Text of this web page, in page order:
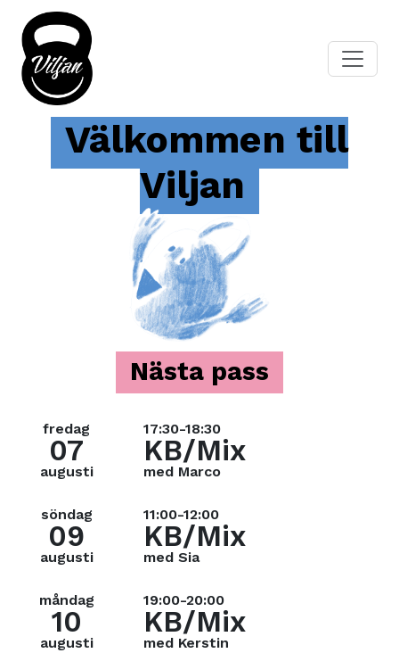
Välkommen till
Viljan
Nästa pass
fredag
07
augusti
17:30-18:30
KB/Mix
med Marco
söndag
09
augusti
11:00-12:00
KB/Mix
med Sia
måndag
10
augusti
19:00-20:00
KB/Mix
med Kerstin